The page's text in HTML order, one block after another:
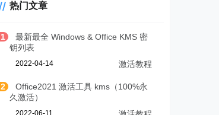
热门文章
1
最新最全 Windows & Office KMS 密
钥列表
2022-04-14 激活教程
2
Office2021 激活工具 kms（100%永
久激活）